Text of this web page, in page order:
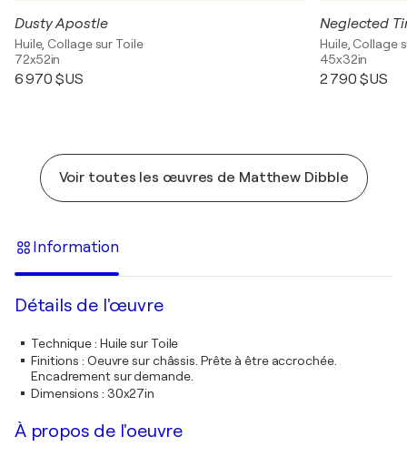
Dusty Apostle
Huile, Collage sur Toile
72x52in
6 970 $US
Neglected
Huile, Collage
45x32in
2 790 $US
Voir toutes les œuvres de Matthew Dibble
Information
Détails de l'œuvre
Technique: Huile sur Toile
Finitions : Oeuvre sur châssis. Prête à être accrochée.
Encadrement sur demande.
Dimensions : 30x27in
À propos de l'oeuvre